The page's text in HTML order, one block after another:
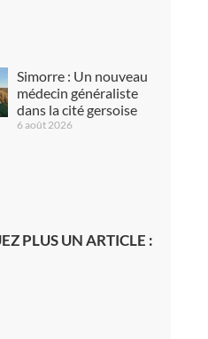
Simorre : Un nouveau
médecin généraliste
dans la cité gersoise
6 août 2026
PLUS UN ARTICLE :